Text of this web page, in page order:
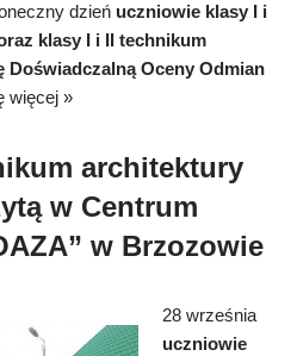
dzień uczniowie klasy I i
klasy I i II technikum
Doświadczalną Oceny Odmian
więcej »
architektury
w Centrum
w Brzozowie
28 września
uczniowie